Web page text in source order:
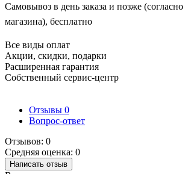
Самовывоз в день заказа и позже
магазина), бесплатно
Все виды оплат
Акции, скидки, подарки
Расширенная гарантия
Собственный сервис-центр
Отзывы 0
Вопрос-ответ
Отзывов: 0
Средняя оценка: 0
Написать отзыв